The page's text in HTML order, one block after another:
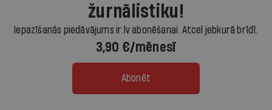
žurnālistiku!
Iepazīšanās piedāvājums ir.lv abonēšanai. Atcel jebkurā brīdī.
3,90 €/mēnesī
Abonēt